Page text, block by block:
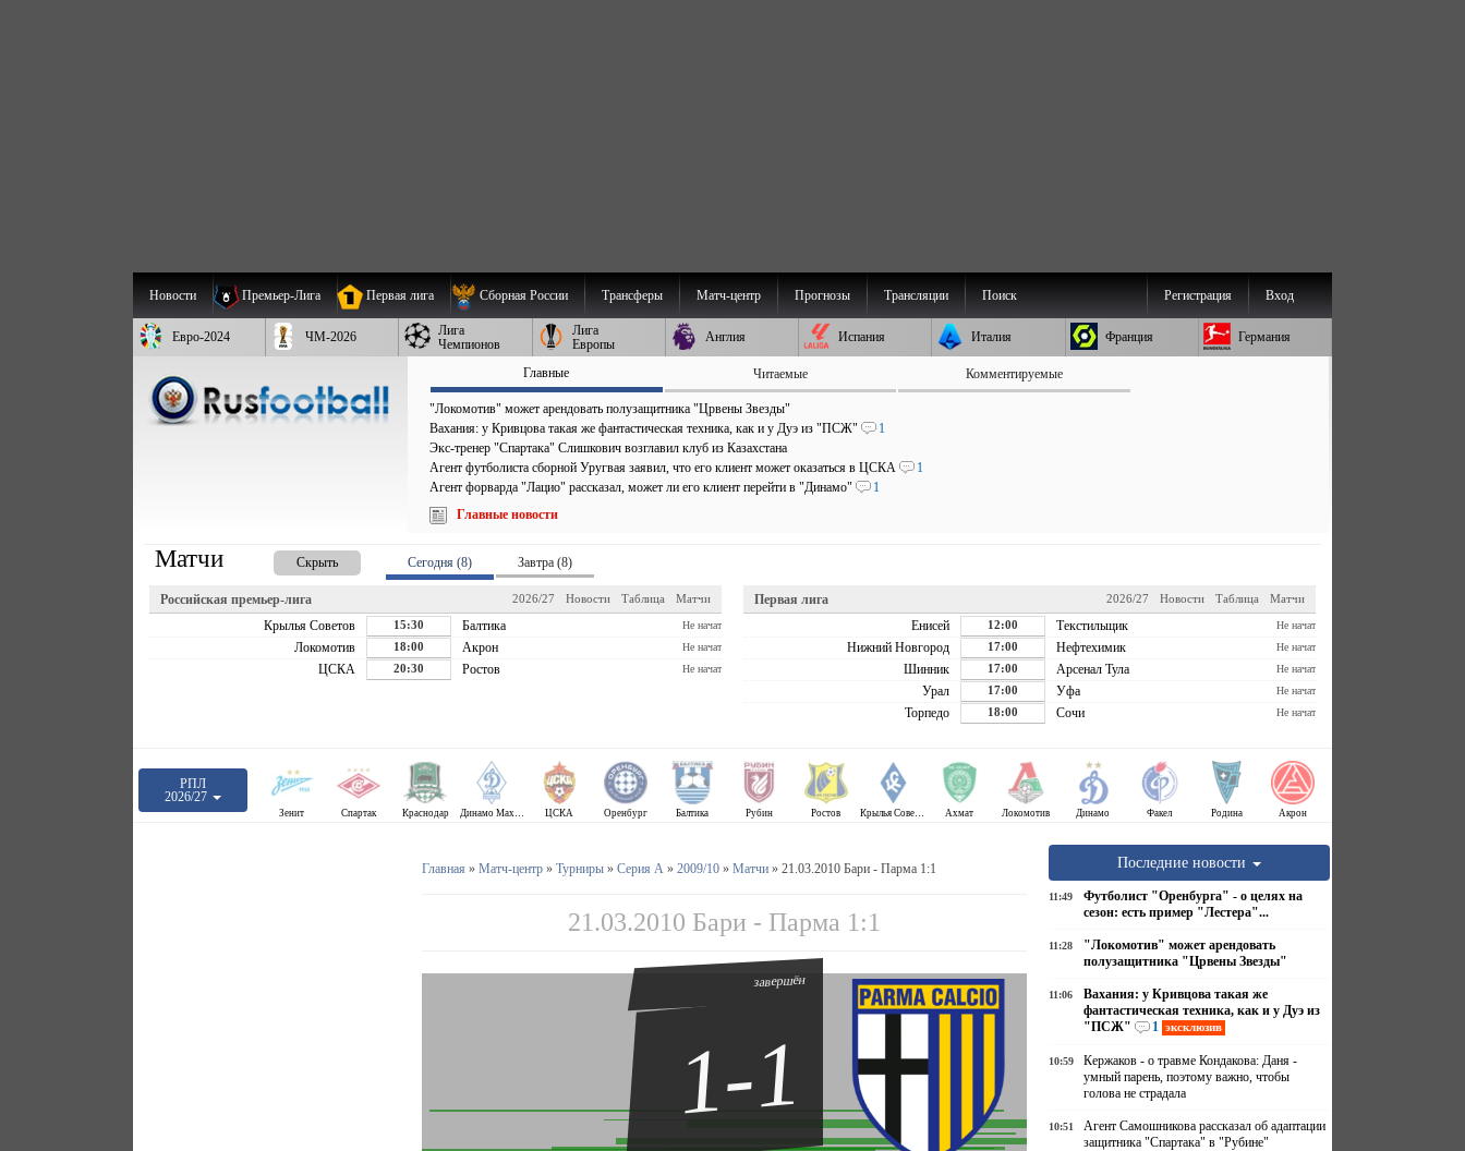
Новости Премьер-Лига Первая лига Сборная России Трансферы Матч-центр Прогнозы Трансляции Поиск Вход
Регистрация
Евро-2024 ЧМ-2026
Лига
Чемпионов
Лига
Европы
Англия Испания Италия Франция Германия
Главные Читаемые Комментируемые
"Локомотив" может арендовать полузащитника "Црвены Звезды"
Вахания: у Кривцова такая же фантастическая техника, как и у Дуэ из "ПСЖ"
1
Экс-тренер "Спартака" Слишкович возглавил клуб из Казахстана
Агент футболиста сборной Уругвая заявил, что его клиент может оказаться в ЦСКА
1
Агент форварда "Лацио" рассказал, может ли его клиент перейти в "Динамо"
1
Главные новости
Матчи Скрыть Сегодня (8) Завтра (8)
Российская премьер-лига Матчи
Таблица
Новости
2026/27
Крылья Советов 15:30 Балтика Не начат
Локомотив 18:00 Акрон Не начат
ЦСКА 20:30 Ростов Не начат
Первая лига Матчи
Таблица
Новости
2026/27
Енисей 12:00 Текстильщик Не начат
Нижний Новгород 17:00 Нефтехимик Не начат
Шинник 17:00 Арсенал Тула Не начат
Урал 17:00 Уфа Не начат
Торпедо 18:00 Сочи Не начат
РПЛ
2026/27
Зенит Спартак Краснодар Динамо Махачкала ЦСКА Оренбург Балтика Рубин Ростов Крылья Советов Ахмат Локомотив Динамо Факел Родина Акрон
Главная » Матч-центр» Турниры» Серия А» 2009/10» Матчи» 21.03.2010 Бари - Парма 1:1
21.03.2010 Бари - Парма 1:1
завершён
1-1
Последние новости
11:49
Футболист "Оренбурга" - о целях на
сезон: есть пример "Лестера"...
11:28
"Локомотив" может арендовать
полузащитника "Црвены Звезды"
11:06
Вахания: у Кривцова такая же
фантастическая техника, как и у Дуэ из
"ПСЖ"
1 эксклюзив
10:59
Кержаков - о травме Кондакова: Даня -
умный парень, поэтому важно, чтобы
голова не страдала
10:51
Агент Самошникова рассказал об адаптации
защитника "Спартака" в "Рубине"